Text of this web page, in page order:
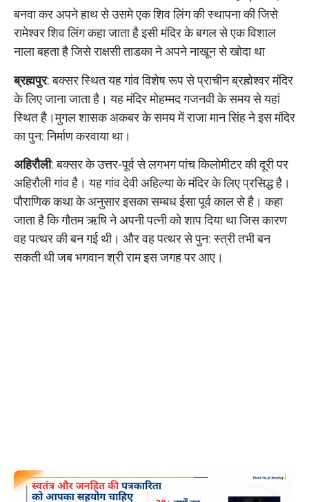
बनवा कर अपने हाथ से उसमे एक शिव लिंग की स्थापना की जिसे
रामेश्वर शिव लिंग कहा जाता है इसी मंदिर के बगल से एक विशाल
नाला बहता है जिसे राक्षसी ताडका ने अपने नाखून से खोदा था
ब्रह्मपुर: बक्सर स्थित यह गांव विशेष रूप से प्राचीन ब्रह्मेश्‍वर मंदिर
के लिए जाना जाता है। यह मंदिर मोहम्मद गजनवी के समय से यहां
स्थित है।मुगल शासक अकबर के समय में राजा मान सिंह ने इस मंदिर
का पुन: निर्माण करवाया था।
अहिरौली: बक्सर के उत्तर-पूर्व से लगभग पांच किलोमीटर की दूरी पर
अहिरौली गांव है। यह गांव देवी अहिल्या के मंदिर के लिए प्रसिद्ध है।
पौराणिक कथा के अनुसार इसका सम्बध ईसा पूर्व काल से है। कहा
जाता है कि गौतम ऋषि ने अपनी पत्‍नी को शाप दिया था जिस कारण
वह पत्थर की बन गई थी। और वह पत्थर से पुन: स्त्री तभी बन
सकती थी जब भगवान श्री राम इस जगह पर आए।